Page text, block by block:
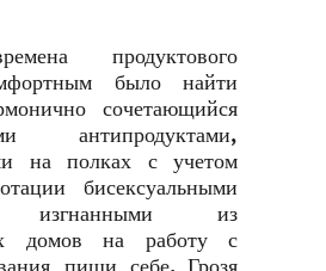
продуктового
было найти
сочетающийся
на полках с учетом
бисексуальными
изгнанными из
домов на работу с